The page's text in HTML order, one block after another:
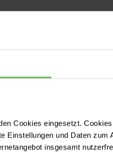
Cookies eingesetzt.
Einstellungen und Daten
insgesamt